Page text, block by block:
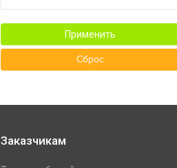
Применить
Сброс
Заказчикам